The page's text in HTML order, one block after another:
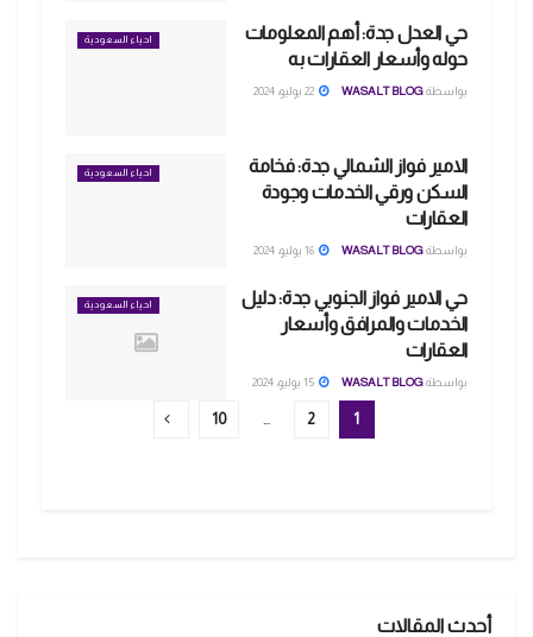
احياء السعودية
حي العدل جدة: أهم المعلومات
حوله وأسعار العقارات به
بواسطةWASALT BLOG
احياء السعودية
الامير فواز الشمالي جدة: فخامة
السكن ورقي الخدمات وجودة
العقارات
بواسطةWASALT BLOG
احياء السعودية
حي الامير فواز الجنوبي جدة: دليل
الخدمات والمرافق وأسعار
العقارات
بواسطةWASALT BLOG
1
2
10
أحدث المقالات